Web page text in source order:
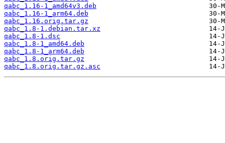
qabc_1.16-1_amd64v3.deb
qabc_1.16-1_arm64.deb
qabc_1.16.orig.tar.gz
qabc_1.8-1.debian.tar.xz
qabc_1.8-1.dsc
qabc_1.8-1_amd64.deb
qabc_1.8-1_arm64.deb
qabc_1.8.orig.tar.gz
qabc_1.8.orig.tar.gz.asc